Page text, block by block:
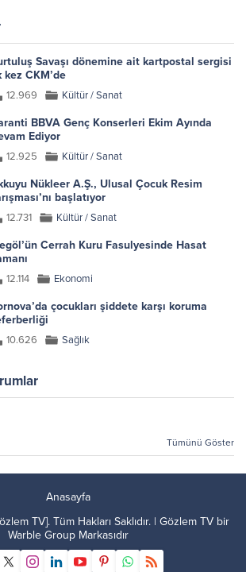
Savaşı dönemine ait kartpostal sergisi
kez CKM’de
12.969 Kültür / Sanat
BBVA Genç Konserleri Ekim Ayında
Ediyor
12.925 Kültür / Sanat
Nükleer A.Ş., Ulusal Çocuk Resim
başlatıyor
12.731 Kültür / Sanat
Cerrah Kuru Fasulyesinde Hasat
12.114 Ekonomi
çocukları şiddete karşı koruma
10.626 Sağlık
Tümünü Göster
Anasayfa
TV]. Tüm Hakları Saklıdır. | Gözlem TV bir
Warble Group Markasıdır